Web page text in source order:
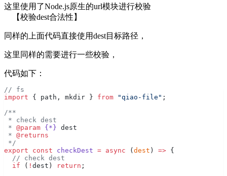
这里使用了Node.js原生的url模块进行校验
【校验dest合法性】
同样的上面代码直接使用dest目标路径，
这里同样的需要进行一些校验，
代码如下：
// fs
import { path, mkdir } from "qiao-file" ;
/**
* check dest
* @param {*} dest
* @returns
*/
export const checkDest = async ( dest ) => {
  // check dest
  if
( ! dest) return ;